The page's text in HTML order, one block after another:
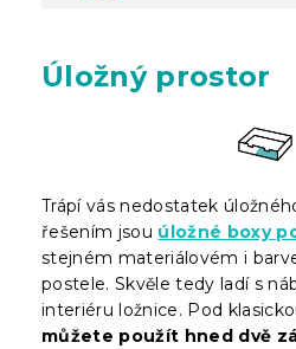
Úložný prostor
Trápí vás nedostatek
řešením jsou úložné boxy
stejném materiálovém i
postele. Skvěle tedy ladí s
interiéru ložnice. Pod
můžete použít hned dvě